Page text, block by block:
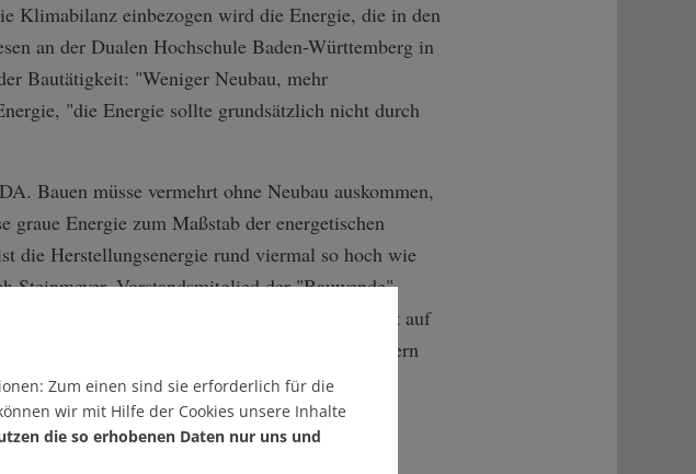
Klimabilanz einbezogen wird die Energie, die in den
an der Dualen Hochschule Baden-Württemberg in
Bautätigkeit: "Weniger Neubau, mehr
"die Energie sollte grundsätzlich nicht durch
Bauen müsse vermehrt ohne Neubau auskommen,
Energie zum Maßstab der energetischen
die Herstellungsenergie rund viermal so hoch wie
Steinmeyer, Vorstandsmitglied der "Bauwende".
Neubaus verantwortlich. Mit einem Verzicht auf
selbst bei den schlecht gedämmten Häusern
für ein zukunftsfähiges und
neue Siedlungen mit Stahl und Zement
Zum einen sind sie erforderlich für die
wir mit Hilfe der Cookies unsere Inhalte
die so erhobenen Daten nur uns und